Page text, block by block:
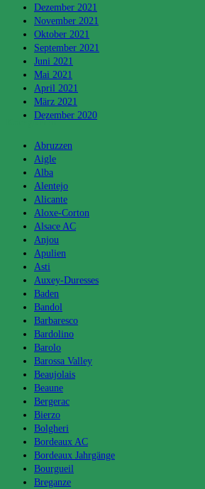
Dezember 2021
November 2021
Oktober 2021
September 2021
Juni 2021
Mai 2021
April 2021
März 2021
Dezember 2020
Kategorien
Abruzzen
Aigle
Alba
Alentejo
Alicante
Aloxe-Corton
Alsace AC
Anjou
Apulien
Asti
Auxey-Duresses
Baden
Bandol
Barbaresco
Bardolino
Barolo
Barossa Valley
Beaujolais
Beaune
Bergerac
Bierzo
Bolgheri
Bordeaux AC
Bordeaux Jahrgänge
Bourgueil
Breganze